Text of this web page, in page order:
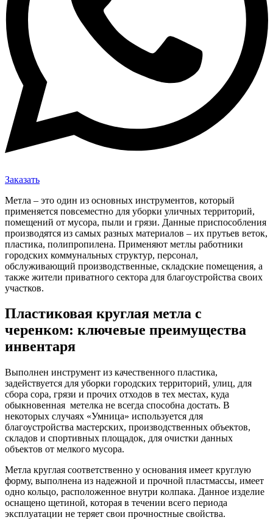
Заказать
Метла – это один из основных инструментов, который
применяется повсеместно для уборки уличных территорий,
помещений от мусора, пыли и грязи. Данные приспособления
производятся из самых разных материалов – их прутьев веток,
пластика, полипропилена. Применяют метлы работники
городских коммунальных структур, персонал,
обслуживающий производственные, складские помещения, а
также жители приватного сектора для благоустройства своих
участков.
Пластиковая круглая метла с
черенком: ключевые преимущества
инвентаря
Выполнен инструмент из качественного пластика,
задействуется для уборки городских территорий, улиц, для
сбора сора, грязи и прочих отходов в тех местах, куда
обыкновенная метелка не всегда способна достать. В
некоторых случаях «Умница» используется для
благоустройства мастерских, производственных объектов,
складов и спортивных площадок, для очистки данных
объектов от мелкого мусора.
Метла круглая соответственно у основания имеет круглую
форму, выполнена из надежной и прочной пластмассы, имеет
одно кольцо, расположенное внутри колпака. Данное изделие
оснащено щетиной, которая в течении всего периода
эксплуатации не теряет свои прочностные свойства.